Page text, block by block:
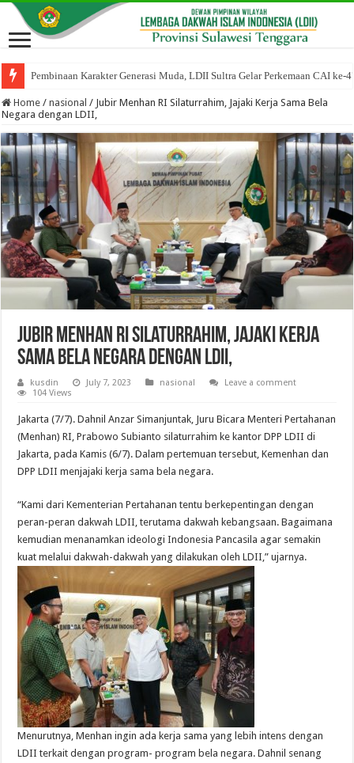
Pembinaan Karakter Generasi Muda, LDII Sultra Gelar Perkemaan CAI ke-
Home / nasional / Jubir Menhan RI Silaturrahim, Jajaki Kerja Sama Bela
Negara dengan LDII,
Jubir Menhan RI Silaturrahim, Jajaki Kerja
Sama Bela Negara dengan LDII,
kusdin July 7, 2023 nasional
Leave a comment
104 Views
Jakarta (7/7). Dahnil Anzar Simanjuntak, Juru Bicara Menteri Pertahanan
(Menhan) RI, Prabowo Subianto silaturrahim ke kantor DPP LDII di
Jakarta, pada Kamis (6/7). Dalam pertemuan tersebut, Kemenhan dan
DPP LDII menjajaki kerja sama bela negara.
“Kami dari Kementerian Pertahanan tentu berkepentingan dengan
peran-peran dakwah LDII, terutama dakwah kebangsaan. Bagaimana
kemudian menanamkan ideologi Indonesia Pancasila agar semakin
kuat melalui dakwah-dakwah yang dilakukan oleh LDII,” ujarnya.
Menurutnya, Menhan ingin ada kerja sama yang lebih intens dengan
LDII terkait dengan program- program bela negara. Dahnil senang